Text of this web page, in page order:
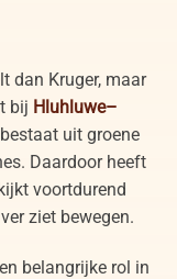
dan Kruger, maar
bij Hluhluwe–
uit groene
Daardoor heeft
voortdurend
ziet bewegen.
belangrijke rol in